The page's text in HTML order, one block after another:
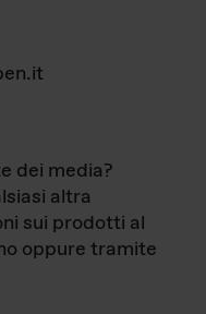
dei media?
altra
sui prodotti al
oppure tramite